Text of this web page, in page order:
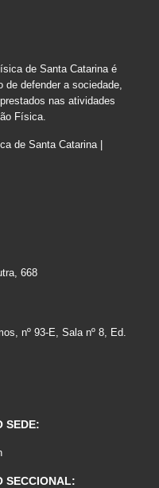
de Santa Catarina é
de defender a sociedade,
nas atividades
Física.
de Santa Catarina |
668
nº 93-E, Sala nº 8, Ed.
SEDE:
SECCIONAL: